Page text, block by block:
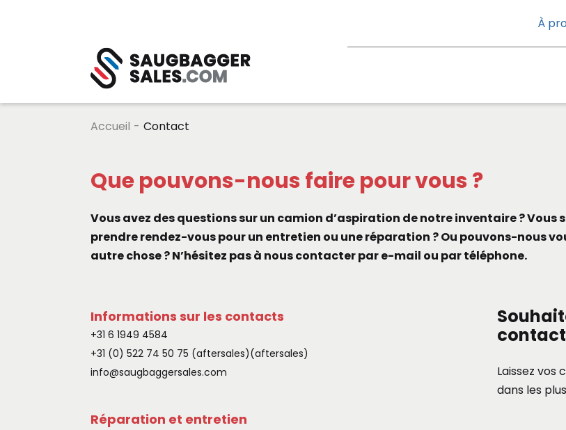
À
Accueil - Contact
Que pouvons-nous faire pour vous ?
Vous avez des questions sur un camion d’aspiration de notre inventaire ? Vous
prendre rendez-vous pour un entretien ou une réparation ? Ou pouvons-nous
autre chose ? N’hésitez pas à nous contacter par e-mail ou par téléphone.
Informations sur les contacts
+31 6 1949 4584
+31 (0) 522 74 50 75‬ (aftersales)(aftersales)
info@saugbaggersales.com
Réparation et entretien
Laissez vos
dans les